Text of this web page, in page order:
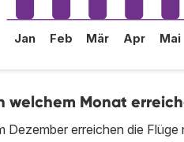
Jan Feb Mär Apr Mai
welchem Monat
Dezember erreichen die